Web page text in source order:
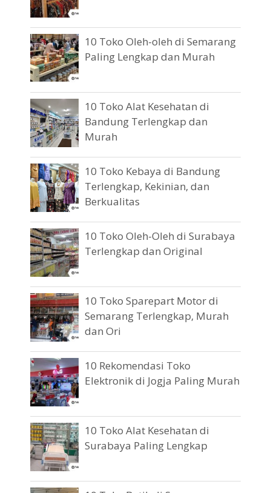
10 Toko Oleh-oleh di Semarang
Paling Lengkap dan Murah
10 Toko Alat Kesehatan di
Bandung Terlengkap dan
Murah
10 Toko Kebaya di Bandung
Terlengkap, Kekinian, dan
Berkualitas
10 Toko Oleh-Oleh di Surabaya
Terlengkap dan Original
10 Toko Sparepart Motor di
Semarang Terlengkap, Murah
dan Ori
10 Rekomendasi Toko
Elektronik di Jogja Paling Murah
10 Toko Alat Kesehatan di
Surabaya Paling Lengkap